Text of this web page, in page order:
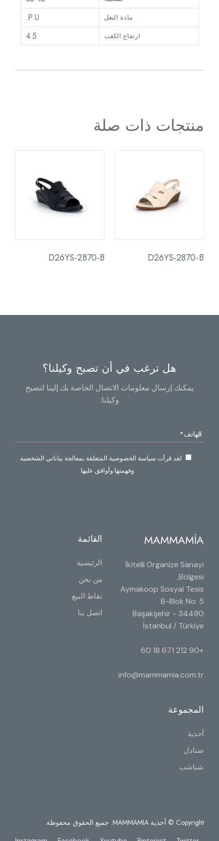
مادة النعل P.U.
ارتفاع الكعب 4.5
منتجات ذات صلة
D26YS-2870-B
D26YS-2870-B
هل ترغب في أن تصبح وكيلنا؟
يمكنك إرسال معلومات الاتصال الخاصة بك إلينا لتصبح
وكيلنا.
لقد قرأت سياسة الخصوصية المتعلقة بمعالجة بياناتي الشخصية
وفهمتها وأوافق عليها.
MAMMAMİA
İkitelli Organize Sanayi
Bölgesi,
Aymakoop Sosyal Tesis
B-Blok No: 5
34490 Başakşehir -
İstanbul / Türkiye
+90 212 671 18 60
info@mammamia.com.tr
القائمة
الرئيسية
من نحن
نقاط البيع
اتصل بنا
المجموعة
أحذية
صنادل
شباشب
Copyright © أحذية MAMMAMIA. جميع الحقوق محفوظة.